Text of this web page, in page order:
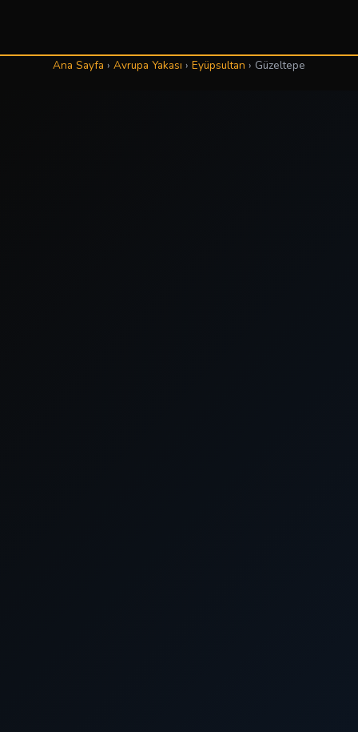
Ana Sayfa › Avrupa Yakası › Eyüpsultan › Güzeltepe